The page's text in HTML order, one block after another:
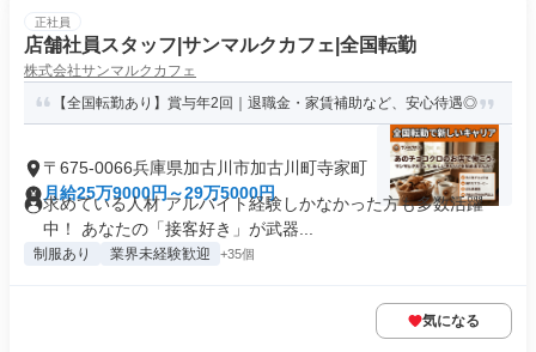
正社員
店舗社員スタッフ|サンマルクカフェ|全国転勤
株式会社サンマルクカフェ
【全国転勤あり】賞与年2回｜退職金・家賃補助など、安心待遇◎
〒675-0066兵庫県加古川市加古川町寺家町
月給25万9000円～29万5000円
求めている人材 アルバイト経験しかなかった方も多数活躍
中！ あなたの「接客好き」が武器...
制服あり 業界未経験歓迎 +35個
気になる